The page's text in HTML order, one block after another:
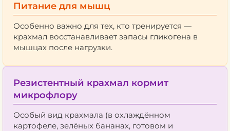
Питание для мышц
Особенно важно для тех, кто тренируется —
крахмал восстанавливает запасы гликогена в
мышцах после нагрузки.
Резистентный крахмал кормит
микрофлору
Особый вид крахмала (в охлаждённом
картофеле, зелёных бананах, готовом и